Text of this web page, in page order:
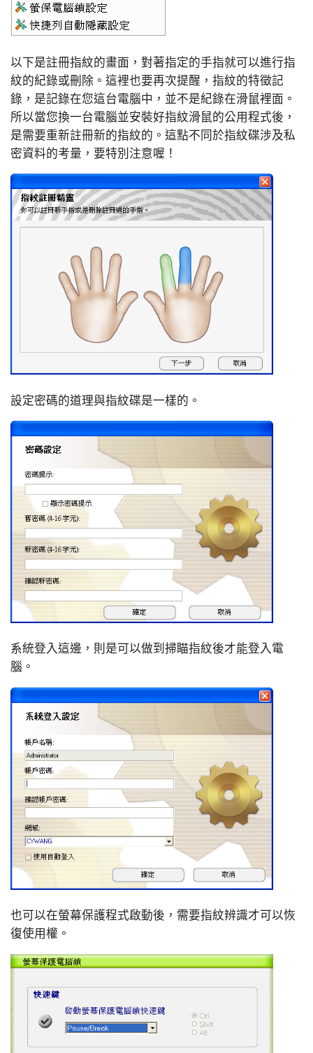
以下是註冊指紋的畫面，對著指定的手指就可以進行指
紋的紀錄或刪除。這裡也要再次提醒，指紋的特徵記
錄，是記錄在您這台電腦中，並不是紀錄在滑鼠裡面。
所以當您換一台電腦並安裝好指紋滑鼠的公用程式後，
是需要重新註冊新的指紋的。這點不同於指紋碟涉及私
密資料的考量，要特別注意喔！
設定密碼的道理與指紋碟是一樣的。
系統登入這邊，則是可以做到掃瞄指紋後才能登入電
腦。
也可以在螢幕保護程式啟動後，需要指紋辨識才可以恢
復使用權。